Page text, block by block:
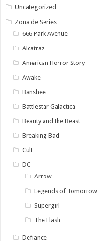
Uncategorized
Zona de Series
666 Park Avenue
Alcatraz
American Horror Story
Awake
Banshee
Battlestar Galactica
Beauty and the Beast
Breaking Bad
Cult
DC
Arrow
Legends of Tomorrow
Supergirl
The Flash
Defiance